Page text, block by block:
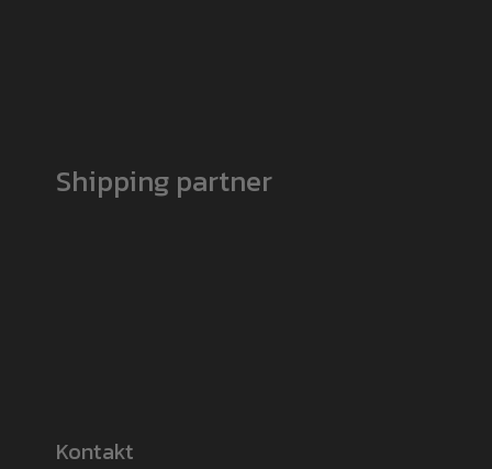
Shipping partner
Kontakt